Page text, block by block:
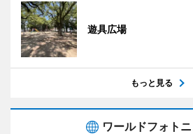
遊具広場
もっと見る
ワールドフォト